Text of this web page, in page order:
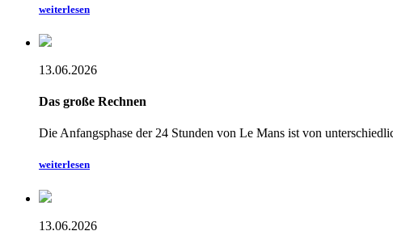
weiterlesen
13.06.2026
Das große Rechnen
Die Anfangsphase der 24 Stunden von Le Mans ist von
weiterlesen
13.06.2026